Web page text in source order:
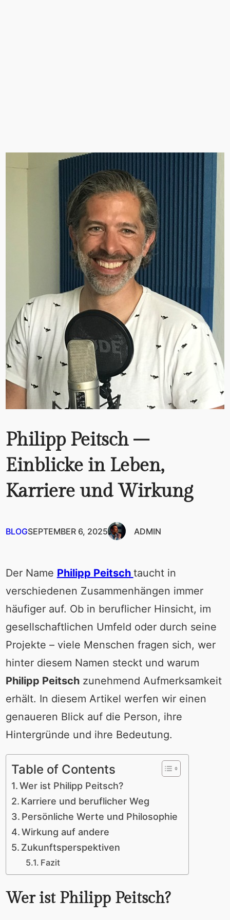
Philipp Peitsch –
Einblicke in Leben,
Karriere und Wirkung
BLOGSEPTEMBER 6, 2025 ADMIN
Der Name Philipp Peitsch taucht in
verschiedenen Zusammenhängen immer
häufiger auf. Ob in beruflicher Hinsicht, im
gesellschaftlichen Umfeld oder durch seine
Projekte – viele Menschen fragen sich, wer
hinter diesem Namen steckt und warum
Philipp Peitschzunehmend Aufmerksamkeit
erhält. In diesem Artikel werfen wir einen
genaueren Blick auf die Person, ihre
Hintergründe und ihre Bedeutung.
Table of Contents
Wer ist Philipp Peitsch?
Karriere und beruflicher Weg
Persönliche Werte und Philosophie
Wirkung auf andere
Zukunftsperspektiven
Fazit
Wer ist Philipp Peitsch?